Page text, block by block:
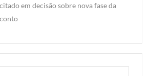
em decisão sobre nova fase da